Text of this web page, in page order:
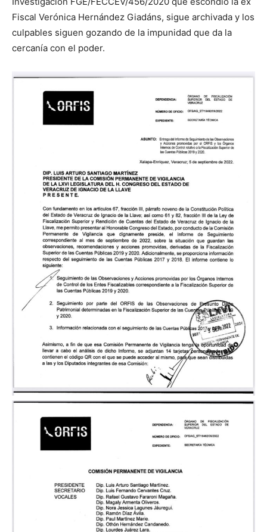
Fiscal Verónica Hernández Giadáns, sigue archivada y los
culpables siguen gozando de la impunidad que da la
cercanía con el poder.